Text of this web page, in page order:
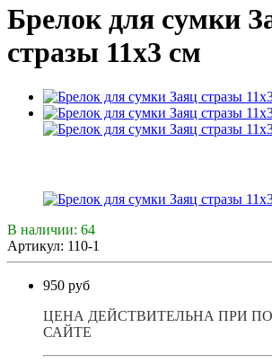
Брелок для сумки
стразы 11х3 см
В наличии: 64
Артикул: 110-1
950 руб
ЦЕНА ДЕЙСТВИТЕЛЬНА ПРИ
САЙТЕ